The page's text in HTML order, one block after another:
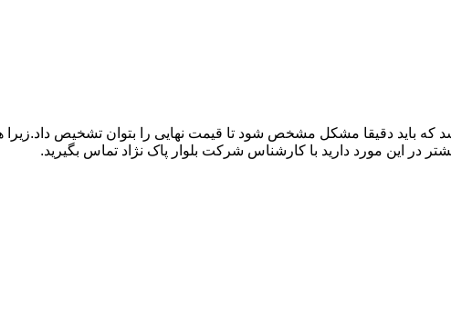
که باید دقیقا مشکل مشخص شود تا قیمت نهایی را بتوان تشخیص داد.زیرا
در این مورد دارید با کارشناس شرکت بلوار پاک نژاد تماس بگیرید.